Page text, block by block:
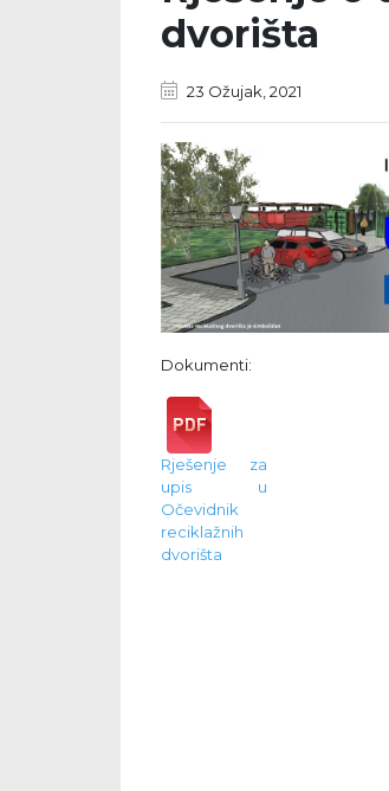
dvorišta
23 Ožujak, 2021
Dokumenti:
Rješenje za
upis u
Očevidnik
reciklažnih
dvorišta